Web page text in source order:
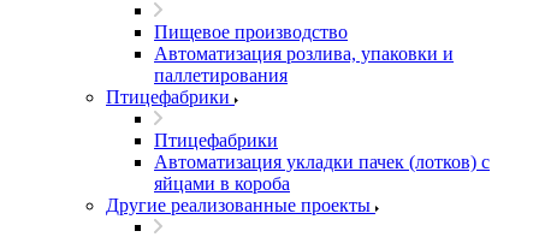
Пищевое производство
Автоматизация розлива, упаковки и
паллетирования
Птицефабрики
Птицефабрики
Автоматизация укладки пачек (лотков) с
яйцами в короба
Другие реализованные проекты